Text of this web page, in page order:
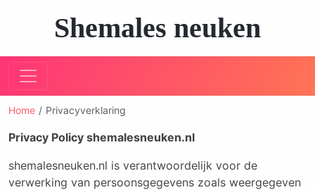
Shemales neuken
Home Privacyverklaring
Privacy Policy shemalesneuken.nl
shemalesneuken.nl is verantwoordelijk voor de
verwerking van persoonsgegevens zoals weergegeven